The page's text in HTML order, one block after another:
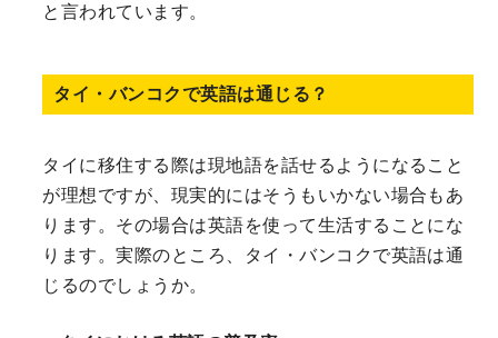
と言われています。
タイ・バンコクで英語は通じる？
タイに移住する際は現地語を話せるようになること
が理想ですが、現実的にはそうもいかない場合もあ
ります。その場合は英語を使って生活することにな
ります。実際のところ、タイ・バンコクで英語は通
じるのでしょうか。